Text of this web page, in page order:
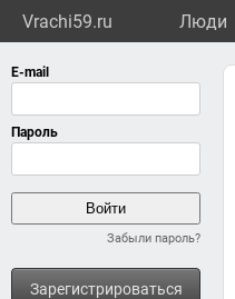
Vrachi59.ru Люди
Забыли пароль?
Зарегистрироваться